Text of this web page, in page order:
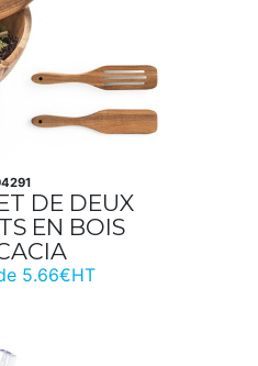
DE DEUX
EN BOIS
5.66€HT